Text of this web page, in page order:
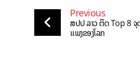
Previous
ສປປ ລາວ ຕິດ Top 8 ຈຸ
ແພງຂອງໂລກ